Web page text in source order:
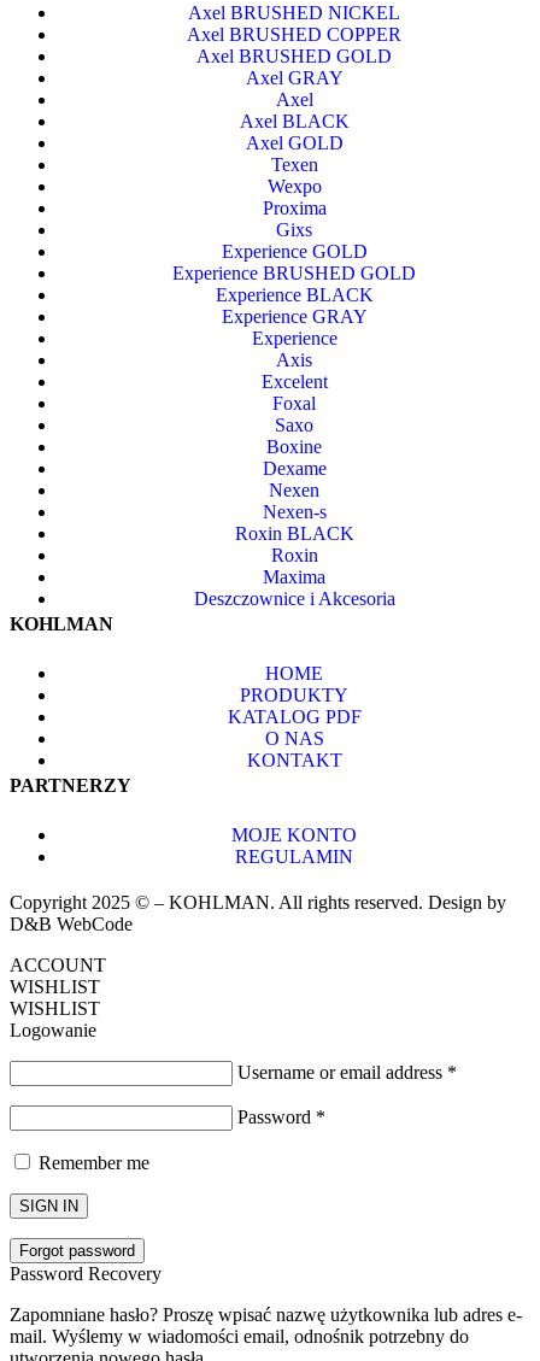
Axel BRUSHED NICKEL
Axel BRUSHED COPPER
Axel BRUSHED GOLD
Axel GRAY
Axel
Axel BLACK
Axel GOLD
Texen
Wexpo
Proxima
Gixs
Experience GOLD
Experience BRUSHED GOLD
Experience BLACK
Experience GRAY
Experience
Axis
Excelent
Foxal
Saxo
Boxine
Dexame
Nexen
Nexen-s
Roxin BLACK
Roxin
Maxima
Deszczownice i Akcesoria
KOHLMAN
HOME
PRODUKTY
KATALOG PDF
O NAS
KONTAKT
PARTNERZY
MOJE KONTO
REGULAMIN
Copyright 2025 © – KOHLMAN. All rights reserved. Design by
D&B WebCode
ACCOUNT
WISHLIST
WISHLIST
Logowanie
Username or email address *
Password *
Remember me
SIGN IN
Forgot password
Password Recovery
Zapomniane hasło? Proszę wpisać nazwę użytkownika lub adres e-
mail. Wyślemy w wiadomości email, odnośnik potrzebny do